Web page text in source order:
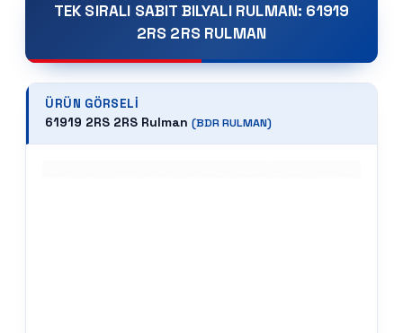
TEK SIRALI SABIT BILYALI RULMAN: 61919
2RS 2RS RULMAN
ÜRÜN GÖRSELI
61919 2RS 2RS Rulman (BDRRULMAN)